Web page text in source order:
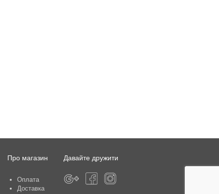
Про магазин
Оплата
Доставка
Давайте дружити